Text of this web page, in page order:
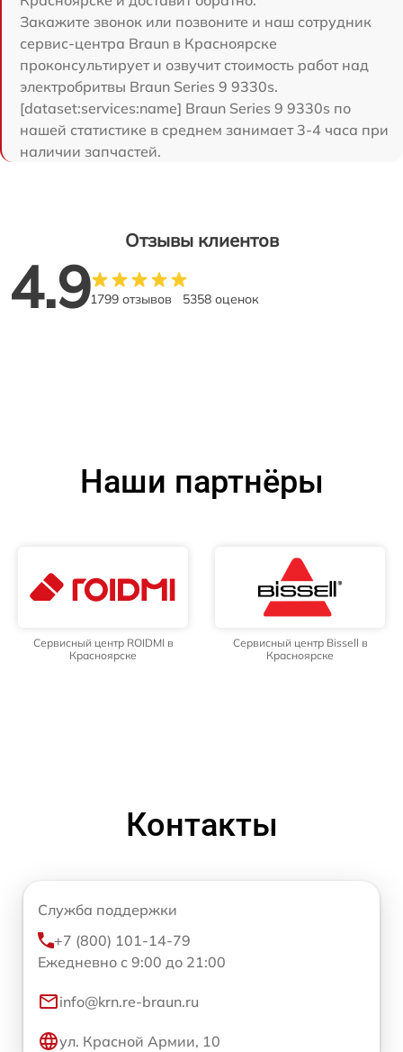
Закажите звонок или позвоните и наш сотрудник
сервис-центра Braun в Красноярске
проконсультирует и озвучит стоимость работ над
электробритвы Braun Series 9 9330s.
[dataset:services:name] Braun Series 9 9330s по
нашей статистике в среднем занимает 3-4 часа при
наличии запчастей.
Отзывы клиентов
4.91799 отзывов 5358 оценок
Наши партнёры
Сервисный центр ROIDMI в
Красноярске
Сервисный центр Bissell в
Красноярске
Контакты
Служба поддержки
+7 (800) 101-14-79
Ежедневно с 9:00 до 21:00
info@krn.re-braun.ru
ул. Красной Армии, 10